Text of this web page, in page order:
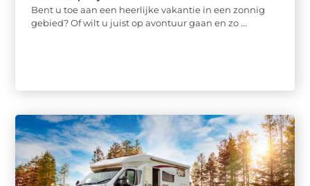
Bent u toe aan een heerlijke vakantie in een zonnig
gebied? Of wilt u juist op avontuur gaan en zo ...